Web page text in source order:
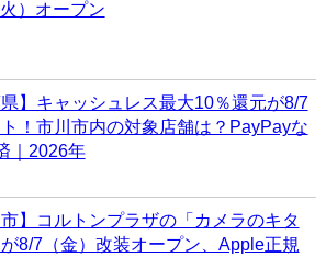
）オープン
県】キャッシュレス最大10％還元が8/7
！市川市内の対象店舗は？PayPayな
｜2026年
市】コルトンプラザの「カメラのキタ
8/7（金）改装オープン、Apple正規